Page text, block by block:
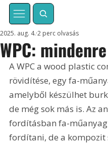
WPC:
2025. aug. 4. 2 perc olvasás
A WPC a wood plastic
rövidítése, egy fa-
amelyből készülhet
de még sok más is. Az
fordításban fa-műanyag
fordítani, de a